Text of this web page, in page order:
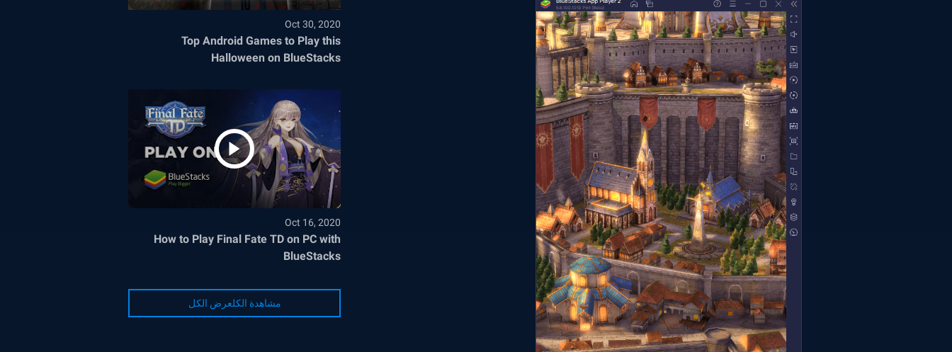
Oct 30, 2020
Top Android Games to Play this
Halloween on BlueStacks
Oct 16, 2020
How to Play Final Fate TD on PC with
BlueStacks
مشاهدة الكلعرض الكل